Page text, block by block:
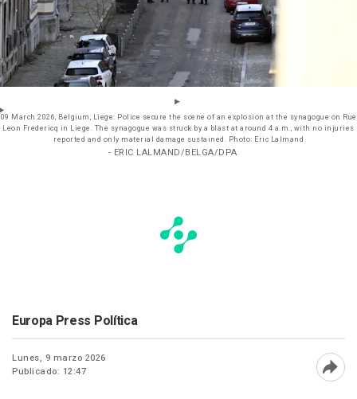
09 March 2026, Belgium, Liege: Police secure the scene of an explosion at the synagogue on Rue
Leon Fredericq in Liege. The synagogue was struck by a blast at around 4 a.m., with no injuries
reported and only material damage sustained. Photo: Eric Lalmand
- ERIC LALMAND/BELGA/DPA
Europa Press Política
Lunes, 9 marzo 2026
Publicado: 12:47